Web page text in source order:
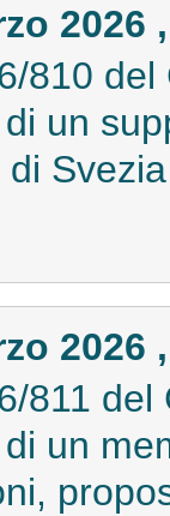
2026
810
un
2026
811
un